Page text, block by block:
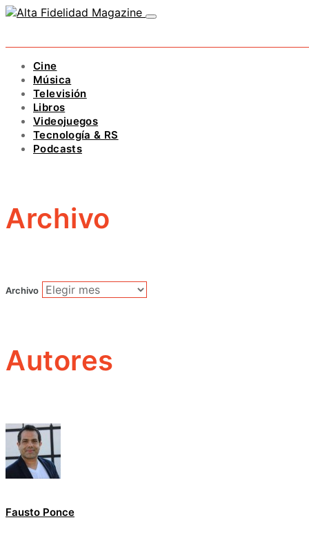
Cine
Música
Televisión
Libros
Videojuegos
Tecnología & RS
Podcasts
Archivo
Archivo
Autores
Fausto Ponce